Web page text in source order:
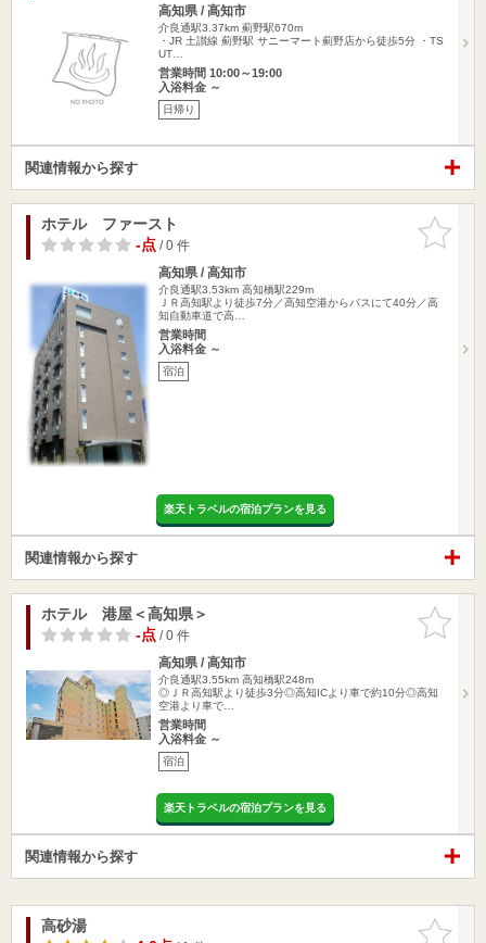
高知県 / 高知市
介良通駅3.37km 薊野駅670m
・JR 土讃線 薊野駅 サニーマート薊野店から徒歩5分 ・TS
UT…
営業時間 10:00～19:00
入浴料金 ～
日帰り
関連情報から探す
お気に入
りに追加
ホテル ファースト
-点/ 0 件
高知県 / 高知市
介良通駅3.53km 高知橋駅229m
ＪＲ高知駅より徒歩7分／高知空港からバスにて40分／高
知自動車道で高…
営業時間
入浴料金 ～
宿泊
楽天トラベルの宿泊プランを見る
関連情報から探す
お気に入
りに追加
ホテル 港屋＜高知県＞
-点/ 0 件
高知県 / 高知市
介良通駅3.55km 高知橋駅248m
◎ＪＲ高知駅より徒歩3分◎高知ICより車で約10分◎高知
空港より車で…
営業時間
入浴料金 ～
宿泊
楽天トラベルの宿泊プランを見る
関連情報から探す
お気に入
高砂湯